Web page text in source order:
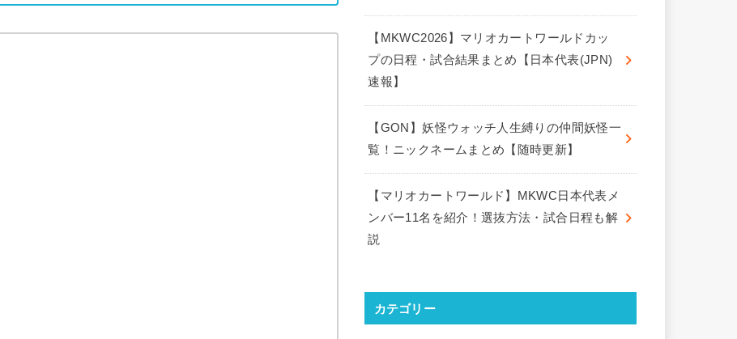
【MKWC2026】マリオカートワールドカッ
プの日程・試合結果まとめ【日本代表(JPN)
速報】
【GON】妖怪ウォッチ人生縛りの仲間妖怪一
覧！ニックネームまとめ【随時更新】
【マリオカートワールド】MKWC日本代表メ
ンバー11名を紹介！選抜方法・試合日程も解
説
カテゴリー